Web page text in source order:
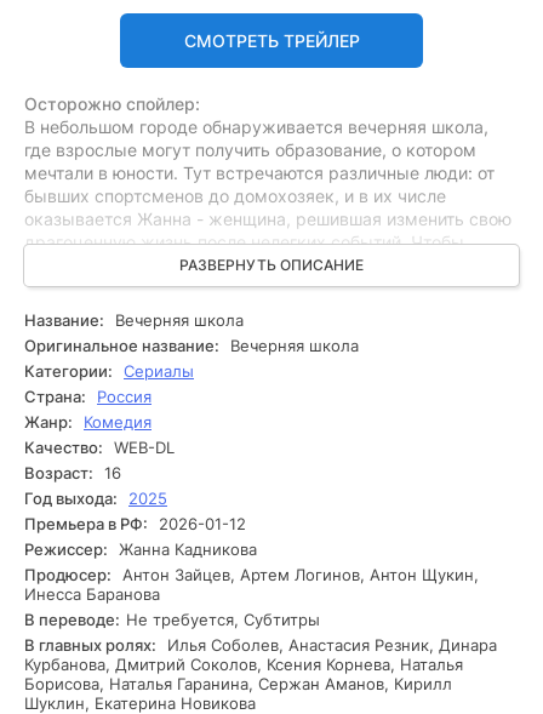
СМОТРЕТЬ ТРЕЙЛЕР
Осторожно спойлер:
В небольшом городе обнаруживается вечерняя школа,
где взрослые могут получить образование, о котором
мечтали в юности. Тут встречаются различные люди: от
бывших спортсменов до домохозяек, и в их числе
оказывается Жанна - женщина, решившая изменить свою
драгоценную жизнь после нелегких событий. Чтобы
достичь своей цели, ей нужно не только усвоить учебный
материал, но и преодолеть внутренние страхи и
сомнения. Однако за стенами школы скрываются
сложные взаимоотношения и прошлые обиды, которые
всплывают на поверхность. С каждым уроком Жанна
сталкивается с инцидентами, как с одноклассниками, так
и с собственными демонами. Иногда её усилия начинают
приносить плоды, но спонтанные испытания ставят под
угрозу её мечты. Способна ли она справиться с этими
вызовами и найти своё место в новом мире?
РАЗВЕРНУТЬ ОПИСАНИЕ
Название:
Вечерняя школа
Оригинальное название:
Вечерняя школа
Категории:
Сериалы
Страна:
Россия
Жанр:
Комедия
Качество:
WEB-DL
Возраст:
16
Год выхода:
2025
Премьера в РФ:
2026-01-12
Режиссер:
Жанна Кадникова
Продюсер:
Антон Зайцев, Артем Логинов, Антон Щукин,
Инесса Баранова
В переводе: Не требуется, Субтитры
В главных ролях:
Илья Соболев, Анастасия Резник, Динара
Курбанова, Дмитрий Соколов, Ксения Корнева, Наталья
Борисова, Наталья Гаранина, Сержан Аманов, Кирилл
Шуклин, Екатерина Новикова